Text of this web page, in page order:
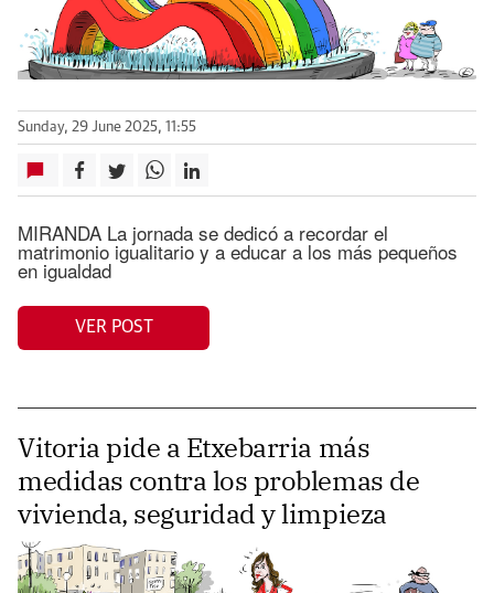
Sunday, 29 June 2025, 11:55
MIRANDA La jornada se dedicó a recordar el
matrimonio igualitario y a educar a los más pequeños
en igualdad
VER POST
Vitoria pide a Etxebarria más
medidas contra los problemas de
vivienda, seguridad y limpieza